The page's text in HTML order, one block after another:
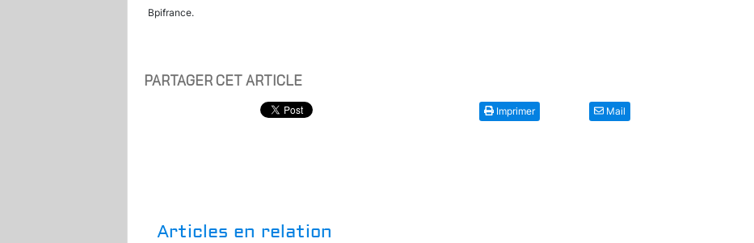
Bpifrance.
PARTAGER CET ARTICLE
Imprimer Mail
Articles en relation